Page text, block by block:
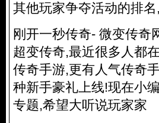
其他玩家争夺活动的排
刚开一秒传奇- 微变传奇
超变传奇,最近很多人都
传奇手游,更有人气传奇
种新手豪礼上线!现在小
专题,希望大听说玩家家